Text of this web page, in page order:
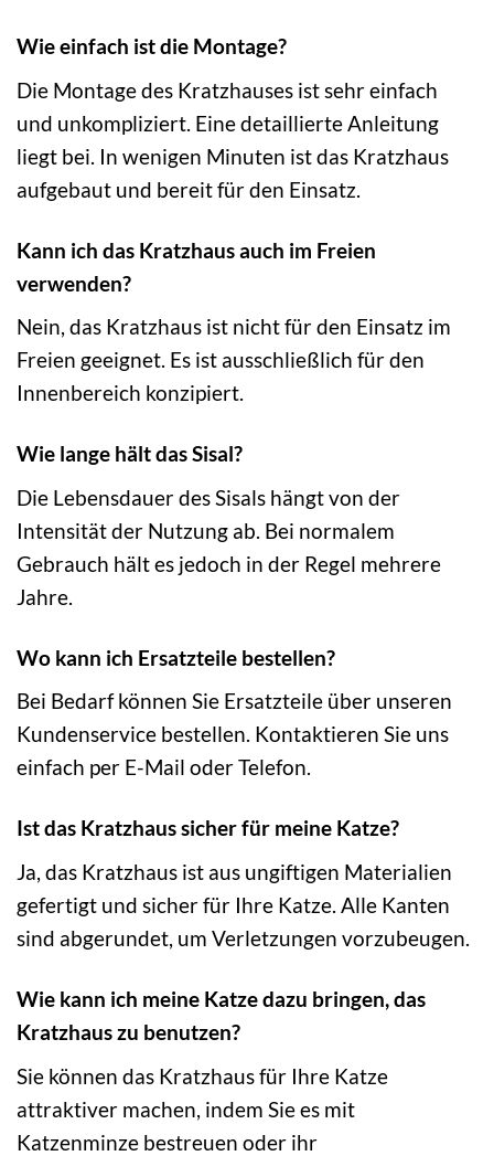
Wie einfach ist die Montage?
Die Montage des Kratzhauses ist sehr einfach
und unkompliziert. Eine detaillierte Anleitung
liegt bei. In wenigen Minuten ist das Kratzhaus
aufgebaut und bereit für den Einsatz.
Kann ich das Kratzhaus auch im Freien
verwenden?
Nein, das Kratzhaus ist nicht für den Einsatz im
Freien geeignet. Es ist ausschließlich für den
Innenbereich konzipiert.
Wie lange hält das Sisal?
Die Lebensdauer des Sisals hängt von der
Intensität der Nutzung ab. Bei normalem
Gebrauch hält es jedoch in der Regel mehrere
Jahre.
Wo kann ich Ersatzteile bestellen?
Bei Bedarf können Sie Ersatzteile über unseren
Kundenservice bestellen. Kontaktieren Sie uns
einfach per E-Mail oder Telefon.
Ist das Kratzhaus sicher für meine Katze?
Ja, das Kratzhaus ist aus ungiftigen Materialien
gefertigt und sicher für Ihre Katze. Alle Kanten
sind abgerundet, um Verletzungen vorzubeugen.
Wie kann ich meine Katze dazu bringen, das
Kratzhaus zu benutzen?
Sie können das Kratzhaus für Ihre Katze
attraktiver machen, indem Sie es mit
Katzenminze bestreuen oder ihr